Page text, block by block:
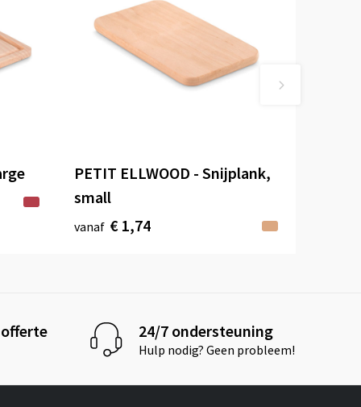
PETIT ELLWOOD - Snijplank,
small
vanaf € 1,74
offerte 24/7 ondersteuning
Hulp nodig? Geen probleem!